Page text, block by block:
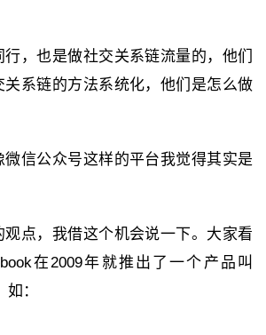
，也是做社交关系链流量的，他们
关系链的方法系统化，他们是怎么做
信公众号这样的平台我觉得其实是
点，我借这个机会说一下。大家看
在2009年就推出了一个产品叫
如：